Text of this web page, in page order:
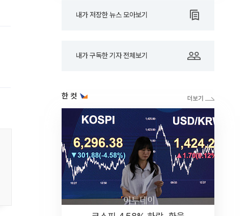
내가 저장한 뉴스 모아보기
내가 구독한 기자 전체보기
한 컷